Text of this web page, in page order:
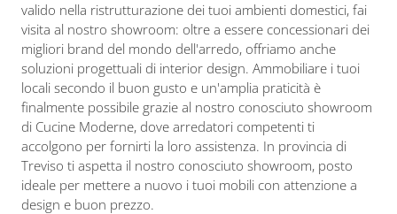
valido nella ristrutturazione dei tuoi ambienti domestici, fai
visita al nostro showroom: oltre a essere concessionari dei
migliori brand del mondo dell'arredo, offriamo anche
soluzioni progettuali di interior design. Ammobiliare i tuoi
locali secondo il buon gusto e un'amplia praticità è
finalmente possibile grazie al nostro conosciuto showroom
di Cucine Moderne, dove arredatori competenti ti
accolgono per fornirti la loro assistenza. In provincia di
Treviso ti aspetta il nostro conosciuto showroom, posto
ideale per mettere a nuovo i tuoi mobili con attenzione a
design e buon prezzo.